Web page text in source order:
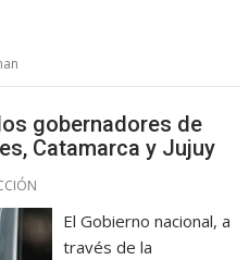
gobernadores de
Catamarca y Jujuy
El Gobierno nacional, a
través de la